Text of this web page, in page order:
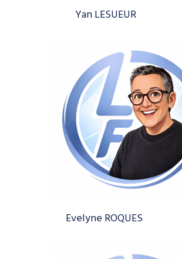
Yan LESUEUR
Evelyne ROQUES